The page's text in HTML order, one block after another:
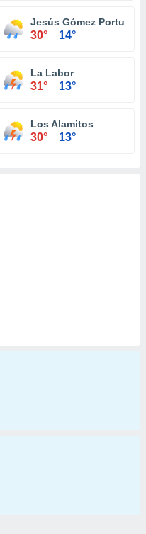
Jesús Gómez Portugal
30° 14°
La Labor
31° 13°
Los Alamitos
30° 13°